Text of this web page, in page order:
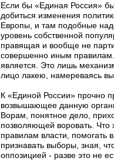
Если бы «Единая Россия»
добиться изменения
Европы, и там подобные
уровень собственной
правящая и вообще не
совершенно иным правилам.
является. Это лишь
лицо лакею, намереваясь
К «Единой России» прочно
возвышающее данную
Ворам, понятное дело,
позволяющей воровать. Что
правилам власти, помогать
признавать выборы, зная,
оппозицией - разве это не